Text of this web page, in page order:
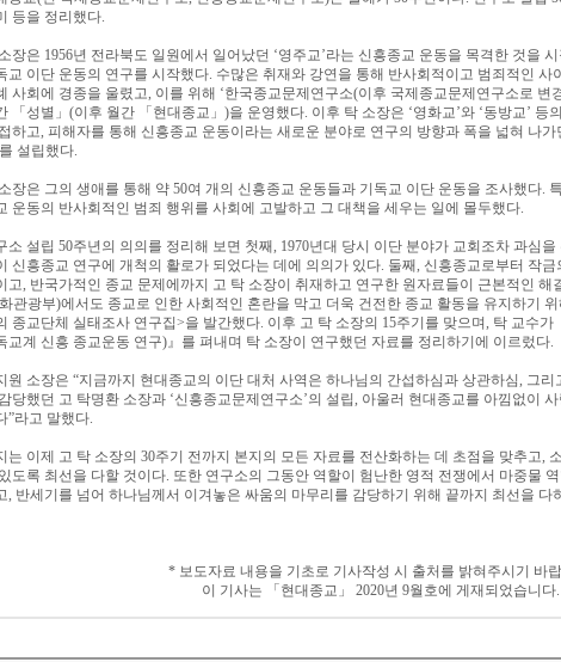
등을 정리했다.
장은 1956년 전라북도 일원에서 일어났던 ‘영주교’라는 신흥종교 운동을 목격한 것을
교 이단 운동의 연구를 시작했다. 수많은 취재와 강연을 통해 반사회적이고 범죄적인 사
사회에 경종을 울렸고, 이를 위해 ‘한국종교문제연구소(이후 국제종교문제연구소로 변
「 성별 」 (이후 월간 「 현대종교 」 )을 운영했다. 이후 탁 소장은 ‘영화교’와 ‘동방교’ 등
하고, 피해자를 통해 신흥종교 운동이라는 새로운 분야로 연구의 방향과 폭을 넓혀 나가
를 설립했다.
장은 그의 생애를 통해 약 50여 개의 신흥종교 운동들과 기독교 이단 운동을 조사했다.
운동의 반사회적인 범죄 행위를 사회에 고발하고 그 대책을 세우는 일에 몰두했다.
소 설립 50주년의 의의를 정리해 보면 첫째, 1970년대 당시 이단 분야가 교회조차 과심
신흥종교 연구에 개척의 활로가 되었다는 데에 의의가 있다. 둘째, 신흥종교로부터 작금
고, 반국가적인 종교 문제에까지 고 탁 소장이 취재하고 연구한 원자료들이 근본적인 해
관광부)에서도 종교로 인한 사회적인 혼란을 막고 더욱 건전한 종교 활동을 유지하기 위
종교단체 실태조사 연구집>을 발간했다. 이후 고 탁 소장의 15주기를 맞으며, 탁 교수가
교계 신흥 종교운동 연구)』 를 펴내며 탁 소장이 연구했던 자료를 정리하기에 이르렀다.
원 소장은 “지금까지 현대종교의 이단 대처 사역은 하나님의 간섭하심과 상관하심, 그리
당했던 고 탁명환 소장과 ‘신흥종교문제연구소’의 설립, 아울러 현대종교를 아낌없이
”라고 말했다.
는 이제 고 탁 소장의 30주기 전까지 본지의 모든 자료를 전산화하는 데 초점을 맞추고,
도록 최선을 다할 것이다. 또한 연구소의 그동안 역할이 험난한 영적 전쟁에서 마중물
, 반세기를 넘어 하나님께서 이겨놓은 싸움의 마무리를 감당하기 위해 끝까지 최선을 다
* 보도자료 내용을 기초로 기사작성 시 출처를 밝혀주시기 바
이 기사는
「 현대종교 」 2020년 9월호에 게재되었습니다.